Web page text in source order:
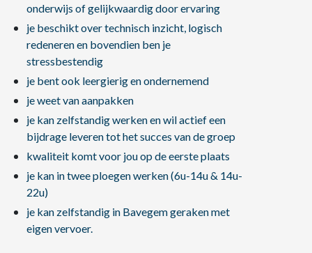
onderwijs of gelijkwaardig door ervaring
je beschikt over technisch inzicht, logisch
redeneren en bovendien ben je
stressbestendig
je bent ook leergierig en ondernemend
je weet van aanpakken
je kan zelfstandig werken en wil actief een
bijdrage leveren tot het succes van de groep
kwaliteit komt voor jou op de eerste plaats
je kan in twee ploegen werken (6u-14u & 14u-
22u)
je kan zelfstandig in Bavegem geraken met
eigen vervoer.